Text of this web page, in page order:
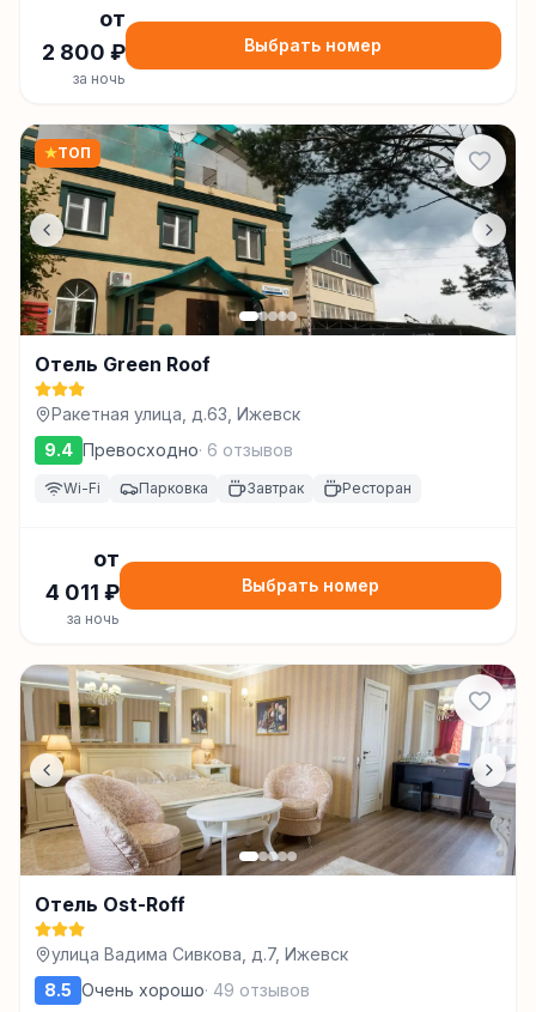
от
2 800 ₽
за ночь
Выбрать номер
★ТОП
Отель Green Roof
Ракетная улица, д.63, Ижевск
9.4 Превосходно· 6 отзывов
Wi-Fi Парковка Завтрак Ресторан
от
4 011 ₽
за ночь
Выбрать номер
Отель Ost-Roff
улица Вадима Сивкова, д.7, Ижевск
8.5 Очень хорошо· 49 отзывов